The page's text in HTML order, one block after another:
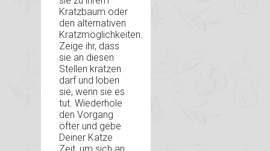
Kratzbaum oder
den alternativen
Kratzmöglichkeiten.
Zeige ihr, dass
sie an diesen
Stellen kratzen
darf und loben
sie, wenn sie es
tut. Wiederhole
den Vorgang
öfter und gebe
Deiner Katze